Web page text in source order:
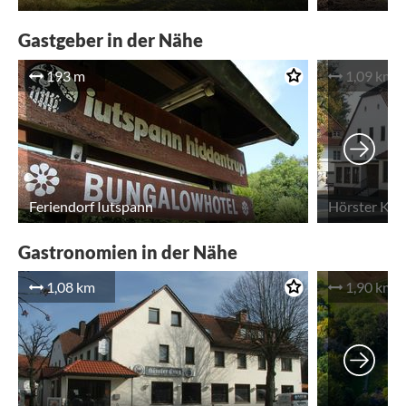
Gastgeber in der Nähe
193 m
Feriendorf Iutspann
1,09 km
Hörster
Gastronomien in der Nähe
1,08 km 1,90 km